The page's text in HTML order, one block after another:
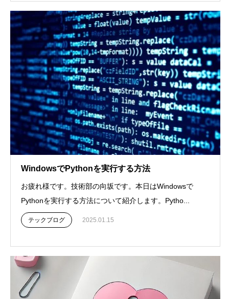
WindowsでPythonを実行する方法
お疲れ様です。技術部の向坂です。本日はWindowsで
Pythonを実行する方法について紹介します。Pytho...
テックブログ 2025.01.15